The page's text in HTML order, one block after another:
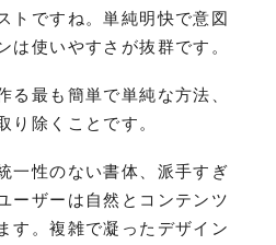
トですね。単純明快で意図
は使いやすさが抜群です。
る最も簡単で単純な方法、
り除くことです。
一性のない書体、派手すぎ
ーザーは自然とコンテンツ
す。複雑で凝ったデザイン